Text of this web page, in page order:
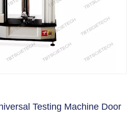
Testing Machine Door